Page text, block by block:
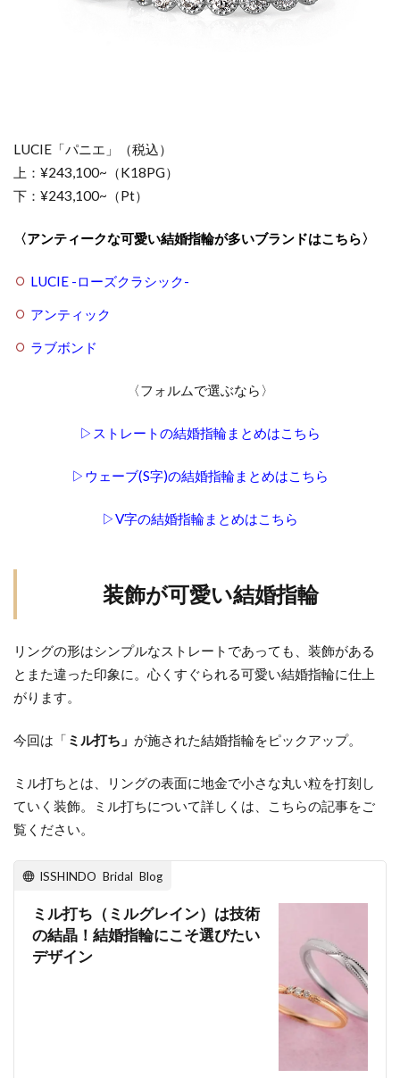
LUCIE「パニエ」（税込）
上：¥243,100~（K18PG）
下：¥243,100~（Pt）
〈アンティークな可愛い結婚指輪が多いブランドはこちら〉
LUCIE -ローズクラシック-
アンティック
ラブボンド
〈フォルムで選ぶなら〉
▷ストレートの結婚指輪まとめはこちら
▷ウェーブ(S字)の結婚指輪まとめはこちら
▷V字の結婚指輪まとめはこちら
装飾が可愛い結婚指輪
リングの形はシンプルなストレートであっても、装飾がある
とまた違った印象に。心くすぐられる可愛い結婚指輪に仕上
がります。
今回は「 ミル打ち」 が施された結婚指輪をピックアップ。
ミル打ちとは、リングの表面に地金で小さな丸い粒を打刻し
ていく装飾。ミル打ちについて詳しくは、こちらの記事をご
覧ください。
ISSHINDO Bridal Blog
ミル打ち（ミルグレイン）は技術
の結晶！結婚指輪にこそ選びたい
デザイン